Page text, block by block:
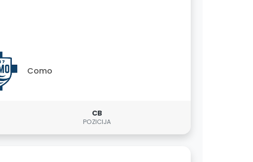
Como
CB
POZICIJA